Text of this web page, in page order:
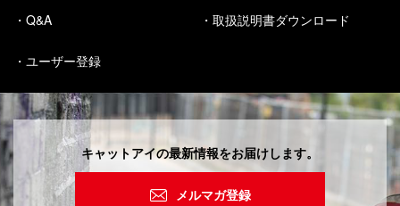
Q&A 取扱説明書ダウンロード
ユーザー登録
キャットアイの最新情報をお届けします。
メルマガ登録